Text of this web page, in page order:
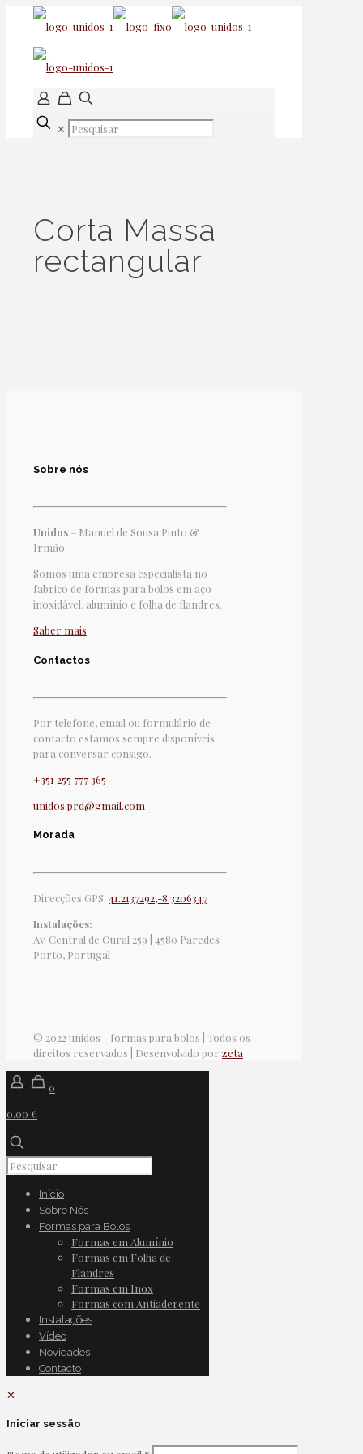
✕
Corta Massa
rectangular
Sobre nós
Unidos – Manuel de Sousa Pinto &
Irmão
Somos uma empresa especialista no
fabrico de formas para bolos em aço
inoxidável, alumínio e folha de flandres.
Saber mais
Contactos
Por telefone, email ou formulário de
contacto estamos sempre disponíveis
para conversar consigo.
+351 255 777 365
unidos.prd@gmail.com
Morada
Direcções GPS: 41.2137292,-8.3206347
Instalações:
Av. Central de Oural 259 | 4580 Paredes
Porto, Portugal
© 2022 unidos - formas para bolos | Todos os
direitos reservados | Desenvolvido por zeta
0
0.00 €
Início
Sobre Nós
Formas para Bolos
Formas em Alumínio
Formas em Folha de
Flandres
Formas em Inox
Formas com Antiaderente
Instalações
Vídeo
Novidades
Contacto
✕
Iniciar sessão